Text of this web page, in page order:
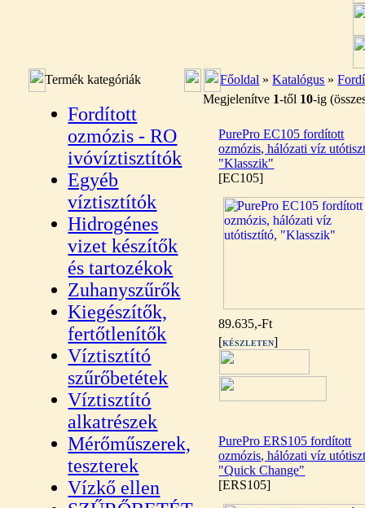
Termék kategóriák
Fordított
ozmózis - RO
ivóvíztisztítók
Egyéb
víztisztítók
Hidrogénes
vizet készítők
és tartozékok
Zuhanyszűrők
Kiegészítők,
fertőtlenítők
Víztisztító
szűrőbetétek
Víztisztító
alkatrészek
Mérőműszerek,
teszterek
Vízkő ellen
Főoldal »Katalógus »
Megjelenítve 1-től 10-ig
PurePro EC105 fordított
ozmózis, hálózati víz
"Klasszik"
[EC105]
89.635,-Ft
[KÉSZLETEN]
PurePro ERS105 fordított
ozmózis, hálózati víz
"Quick Change"
[ERS105]